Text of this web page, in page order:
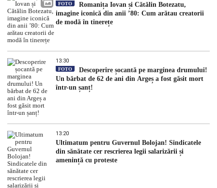
FOTO
Romanița Iovan și Cătălin Botezatu,
imagine iconică din anii ’80: Cum arătau creatorii
de modă în tinerețe
13:30
FOTO
Descoperire șocantă pe marginea drumului!
Un bărbat de 62 de ani din Argeș a fost găsit mort
într-un șanț!
13:20
Ultimatum pentru Guvernul Bolojan! Sindicatele
din sănătate cer rescrierea legii salarizării și
amenință cu proteste